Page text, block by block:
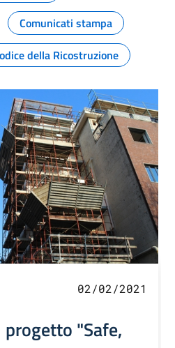
Comunicati stampa
della Ricostruzione
02/02/2021
"Safe,